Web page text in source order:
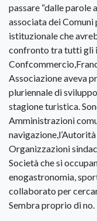
passare “dalle parole
associata dei
istituzionale che
confronto tra tutti gli
Associazione aveva
pluriennale di
stagione turistica.
Amministrazioni
Organizzazioni
Società che si
enogastronomia,
collaborato per
Sembra proprio di no.